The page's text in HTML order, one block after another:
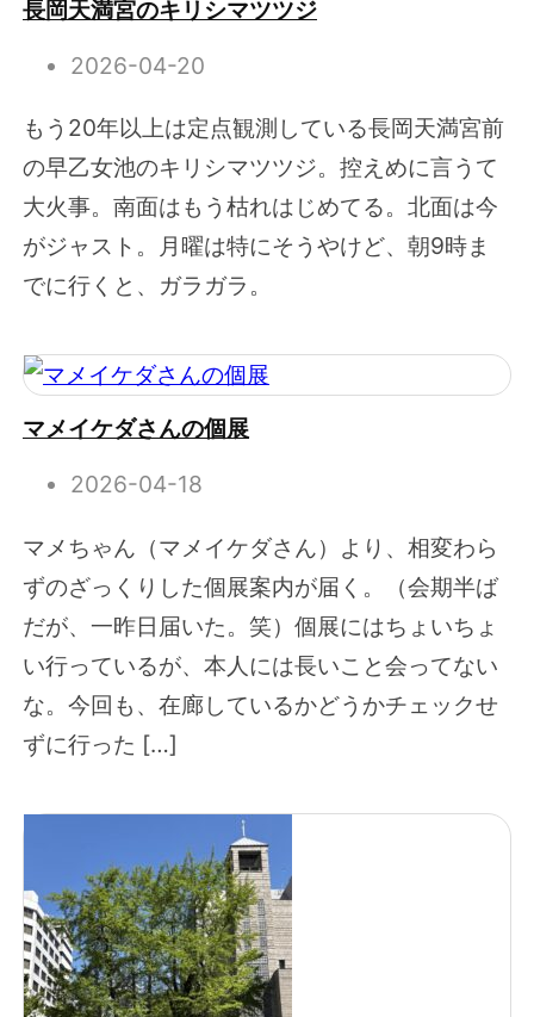
長岡天満宮のキリシマツツジ
2026-04-20
もう20年以上は定点観測している長岡天満宮前
の早乙女池のキリシマツツジ。控えめに言うて
大火事。南面はもう枯れはじめてる。北面は今
がジャスト。月曜は特にそうやけど、朝9時ま
でに行くと、ガラガラ。
マメイケダさんの個展
2026-04-18
マメちゃん（マメイケダさん）より、相変わら
ずのざっくりした個展案内が届く。（会期半ば
だが、一昨日届いた。笑）個展にはちょいちょ
い行っているが、本人には長いこと会ってない
な。今回も、在廊しているかどうかチェックせ
ずに行った […]